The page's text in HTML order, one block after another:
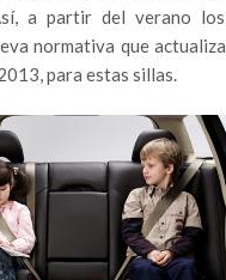
a partir del verano
normativa que
para estas sillas.